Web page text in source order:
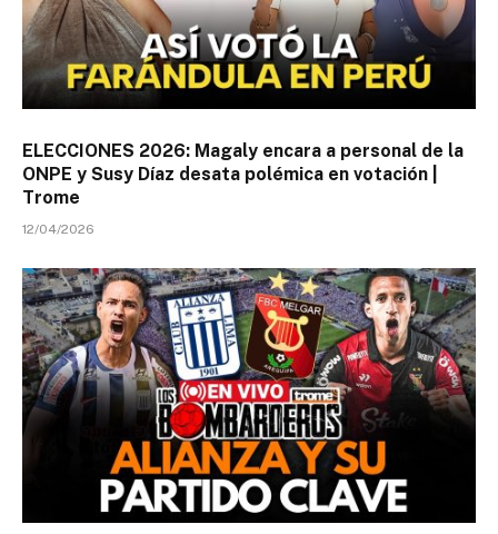
ELECCIONES 2026: Magaly encara a personal de la
ONPE y Susy Díaz desata polémica en votación |
Trome
12/04/2026